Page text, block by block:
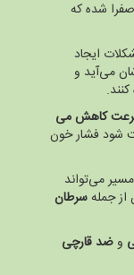
شده که
ایجاد
می‌آید و
سرعت کاهش می
شود فشار خون
می‌تواند
از جملهسرطان
وضد قارچی